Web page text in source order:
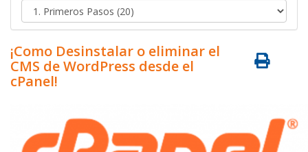
¡Como Desinstalar o eliminar el
CMS de WordPress desde el
cPanel!